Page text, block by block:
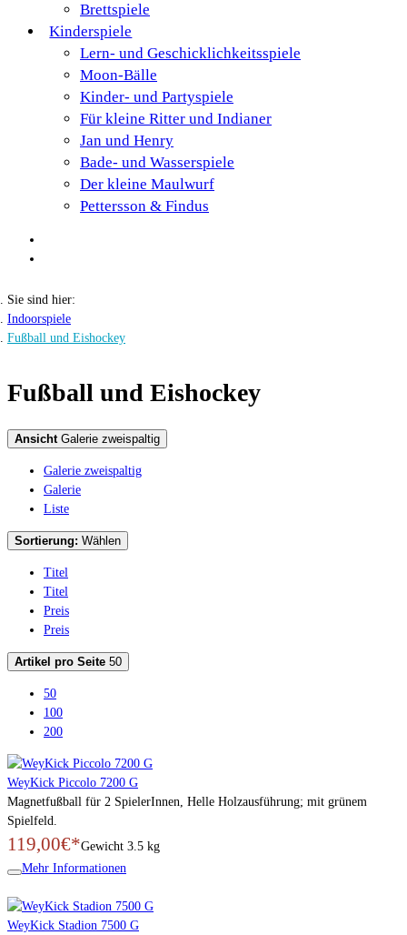
Brettspiele
Kinderspiele
Lern- und Geschicklichkeitsspiele
Moon-Bälle
Kinder- und Partyspiele
Für kleine Ritter und Indianer
Jan und Henry
Bade- und Wasserspiele
Der kleine Maulwurf
Pettersson & Findus
Sie sind hier:
Indoorspiele
Fußball und Eishockey
Fußball und Eishockey
Ansicht Galerie zweispaltig
Galerie zweispaltig
Galerie
Liste
Sortierung: Wählen
Titel
Titel
Preis
Preis
Artikel pro Seite 50
50
100
200
WeyKick Piccolo 7200 G
Magnetfußball für 2 SpielerInnen, Helle Holzausführung; mit grünem
Spielfeld.
119,00€*Gewicht 3.5 kg
Mehr Informationen
WeyKick Stadion 7500 G